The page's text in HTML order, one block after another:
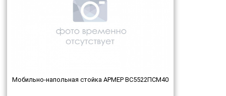
Мобильно-напольная стойка АРМЕР ВС5522ПСМ40